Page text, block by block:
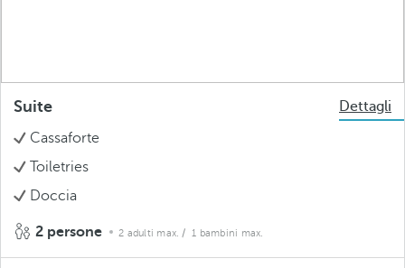
Suite
Dettagli
Cassaforte
Toiletries
Doccia
2 persone 2 adulti max. / 1 bambini max.